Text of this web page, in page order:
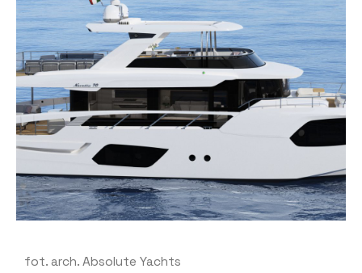
fot. arch. Absolute Yachts